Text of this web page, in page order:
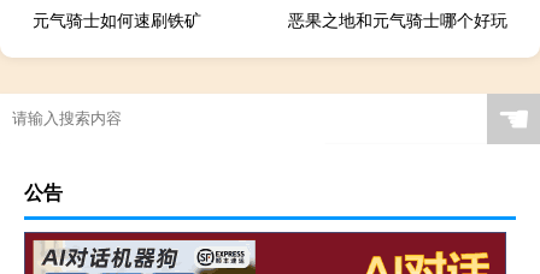
元气骑士如何速刷铁矿
恶果之地和元气骑士哪个好玩
☚
公告